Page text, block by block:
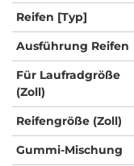
Reifen [Typ]
Ausführung Reifen
Für Laufradgröße
(Zoll)
Reifengröße (Zoll)
Gummi-Mischung